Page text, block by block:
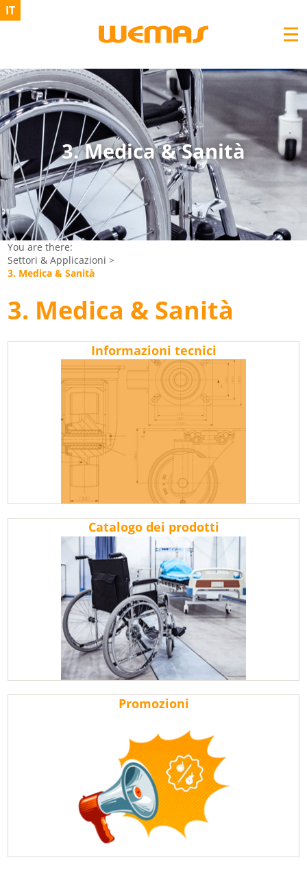
IT
3. Medica & Sanità
You are there:
Settori & Applicazioni >
3. Medica & Sanità
3. Medica & Sanità
Informazioni tecnici
Catalogo dei prodotti
Promozioni